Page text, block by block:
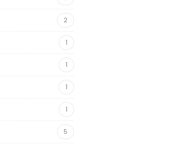
2
1
1
1
1
5